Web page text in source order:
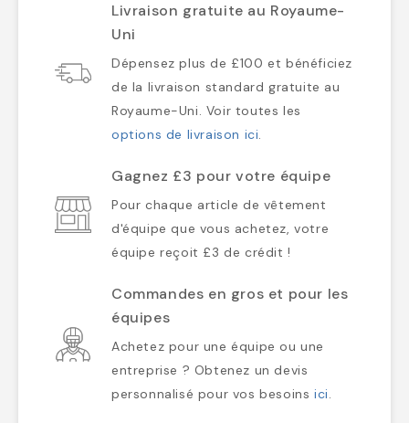
Livraison gratuite au Royaume-
Uni
Dépensez plus de £100 et bénéficiez
de la livraison standard gratuite au
Royaume-Uni. Voir toutes les
options de livraison ici.
Gagnez £3 pour votre équipe
Pour chaque article de vêtement
d'équipe que vous achetez, votre
équipe reçoit £3 de crédit !
Commandes en gros et pour les
équipes
Achetez pour une équipe ou une
entreprise ? Obtenez un devis
personnalisé pour vos besoinsici.